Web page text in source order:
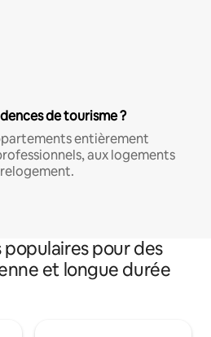
de tourisme ?
entièrement
aux logements
pour des
et longue durée